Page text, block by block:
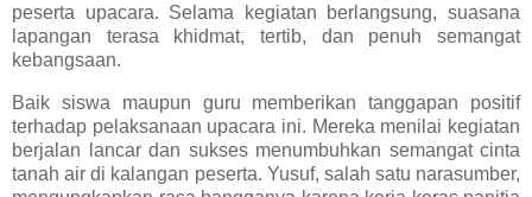
peserta upacara. Selama kegiatan berlangsung, suasana
lapangan terasa khidmat, tertib, dan penuh semangat
kebangsaan.
Baik siswa maupun guru memberikan tanggapan positif
terhadap pelaksanaan upacara ini. Mereka menilai kegiatan
berjalan lancar dan sukses menumbuhkan semangat cinta
tanah air di kalangan peserta. Yusuf, salah satu narasumber,